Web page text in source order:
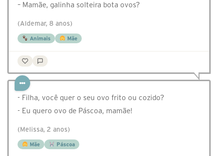
– Mamãe, galinha solteira bota ovos?
(Aldemar, 8 anos)
Animais Mãe
- Filha, você quer o seu ovo frito ou cozido?
- Eu quero ovo de Páscoa, mamãe!
(Melissa, 2 anos)
Mãe Páscoa